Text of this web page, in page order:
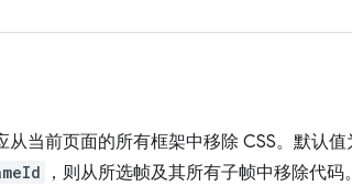
从当前页面的所有框架中移除 CSS。默认
，则从所选帧及其所有子帧中移除代码